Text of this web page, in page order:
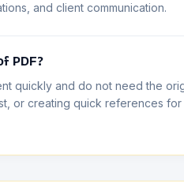
and client communication.
PDF?
quickly and do not need the
or creating quick references